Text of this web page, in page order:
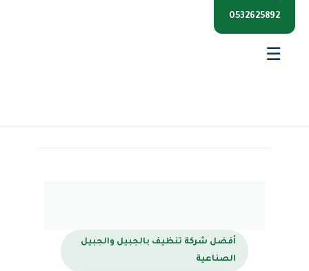
0532625892
☰
أفضل شركة تنظيف بالجبيل والجبيل
الصناعية